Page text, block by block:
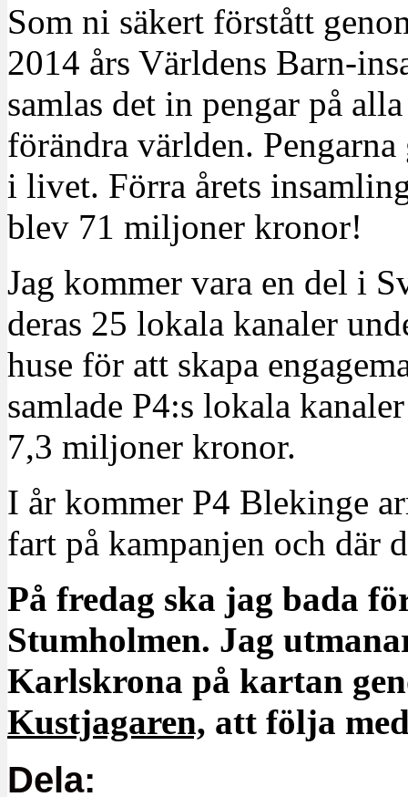
Som ni säkert förstått
2014 års Världens Barn-
samlas det in pengar på
förändra världen.
i livet. Förra årets
blev 71 miljoner kronor!
Jag kommer vara en del i
deras 25 lokala kanaler
huse för att skapa
samlade P4:s lokala
7,3 miljoner kronor.
I år kommer P4 Blekinge
fart på kampanjen och där
På fredag ska jag bada
Stumholmen. Jag
Karlskrona på kartan
Kustjagaren, att följa
Dela: